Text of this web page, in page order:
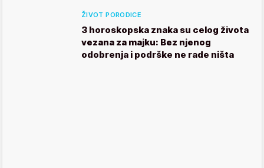
ŽIVOT PORODICE
3 horoskopska znaka su celog života
vezana za majku: Bez njenog
odobrenja i podrške ne rade ništa